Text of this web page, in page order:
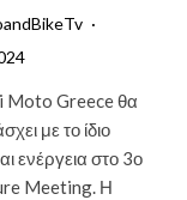
·
Moto Greece θα
με το ίδιο
ενέργεια στο 3ο
Meeting. Η